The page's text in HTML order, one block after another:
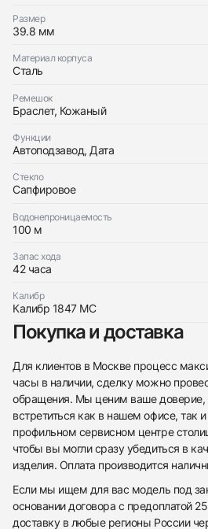
Размер
39.8 мм
Материал корпуса
Сталь
Ремешок
Браслет, Кожаный
Функции
Автоподзавод, Дата
Стекло
Сапфировое
Водонепроницаемость
100 м
Запас хода
42 часа
Калибр
Калибр 1847 MC
Покупка и доставка
Для клиентов в Москве процесс
часы в наличии, сделку можно
обращения. Мы ценим ваше доверие,
встретиться как в нашем офисе, так
профильном сервисном центре
чтобы вы могли сразу убедиться в
изделия. Оплата производится
Если мы ищем для вас модель под
основании договора с предоплатой
доставку в любые регионы России
Заказать эти часы
Оставьте ваши контактные
Cartier
с вами
Как новые